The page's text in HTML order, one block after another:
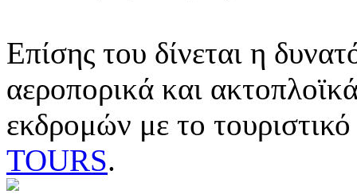
Επίσης του δίνεται η
αεροπορικά και
εκδρομών με το
TOURS.